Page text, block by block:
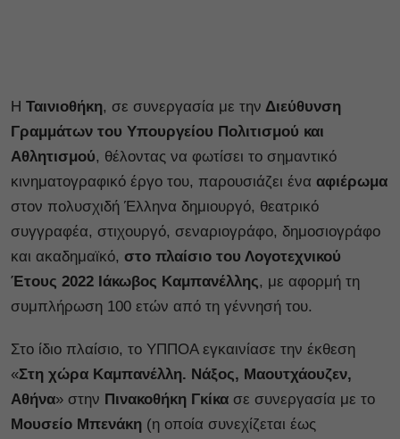
Η Ταινιοθήκη, σε συνεργασία με την Διεύθυνση
Γραμμάτων του Υπουργείου Πολιτισμού και
Αθλητισμού, θέλοντας να φωτίσει το σημαντικό
κινηματογραφικό έργο του, παρουσιάζει ένα αφιέρωμα
στον πολυσχιδή Έλληνα δημιουργό, θεατρικό
συγγραφέα, στιχουργό, σεναριογράφο, δημοσιογράφο
και ακαδημαϊκό, στο πλαίσιο του Λογοτεχνικού
Έτους 2022 Ιάκωβος Καμπανέλλης, με αφορμή τη
συμπλήρωση 100 ετών από τη γέννησή του.
Στο ίδιο πλαίσιο, το ΥΠΠΟΑ εγκαινίασε την έκθεση
«Στη χώρα Καμπανέλλη. Νάξος, Μαουτχάουζεν,
Αθήνα» στην Πινακοθήκη Γκίκα σε συνεργασία με το
Μουσείο Μπενάκη (η οποία συνεχίζεται έως